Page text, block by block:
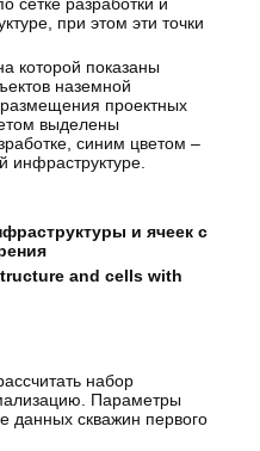
при этом эти точки
которой показаны
наземной
проектных
выделены
синим цветом –
инфраструктуре.
и ячеек с
and cells with
набор
Параметры
данных скважин первого